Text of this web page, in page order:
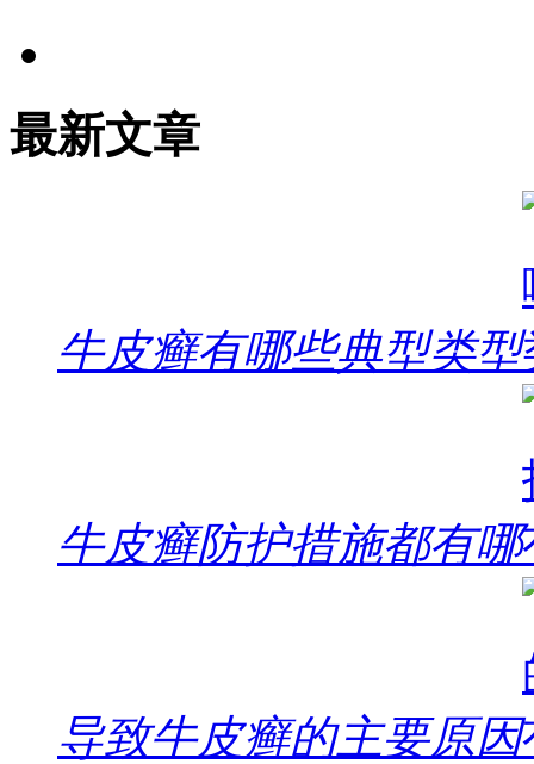
最新文章
牛皮癣有哪些典型类型
牛皮癣防护措施都有哪
导致牛皮癣的主要原因